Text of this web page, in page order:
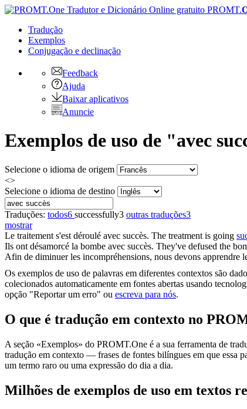
PROMT.
Tradução
Exemplos
Conjugação e declinação
Feedback
Ajuda
Baixar aplicativos
Anuncie
Exemplos de uso de "avec
Selecione o idioma de origem
<>
Selecione o idioma de destino
Traduções: todos6 successfully3 outras traduções3
mostrar
Le traitement s'est déroulé avec succès. The treatment is going
Ils ont désamorcé la bombe avec succès. They've defused the
Afin de diminuer les incompréhensions, nous devons apprendre
Os exemplos de uso de palavras em diferentes contextos são
colecionados automaticamente em fontes abertas usando
opção "Reportar um erro" ou escreva para nós.
O que é tradução em contexto no
A seção «Exemplos» do PROMT.One é a sua ferramenta de
tradução em contexto — frases de fontes bilíngues em que essa
um termo raro ou uma expressão do dia a dia.
Milhões de exemplos de uso em textos